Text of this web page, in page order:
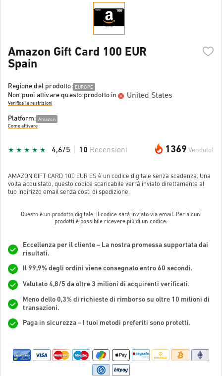
Amazon Gift Card 100 EUR
Spain
Regione del prodotto: EUROPE
Non puoi attivare questo prodotto in United States
Verifica le restrizioni
Platform: Amazon
Come attivare
1369 Venduto!
4,6/5 10 Recensioni
AMAZON GIFT CARD 100 EUR ES è un codice digitale senza scadenza. Una
volta acquistato, questo codice scaricabile verrà inviato direttamente al
tuo indirizzo email senza costi di spedizione.
Questo è un prodotto digitale. Il codice sarà inviato via email. Per alcuni
prodotti è possibile ricevere più di un codice.
Eccellenza per il cliente – La nostra promessa supportata dai
risultati.
Il 99,9% degli ordini viene consegnato entro 60 secondi.
Valutato 4,8/5 da oltre 3 milioni di acquirenti verificati.
Meno dello 0,3% di richieste di rimborso su oltre 10 milioni di
transazioni.
Paga in sicurezza – I tuoi metodi preferiti sono protetti.